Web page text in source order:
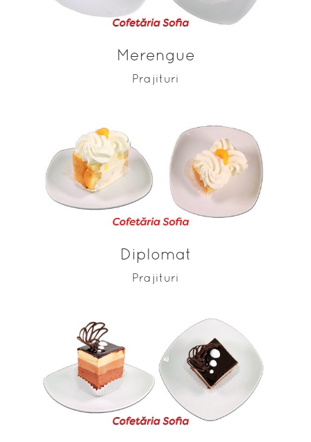
Merengue
Prajituri
ADAUGĂ ÎN COȘ
Diplomat
Prajituri
ADAUGĂ ÎN COȘ